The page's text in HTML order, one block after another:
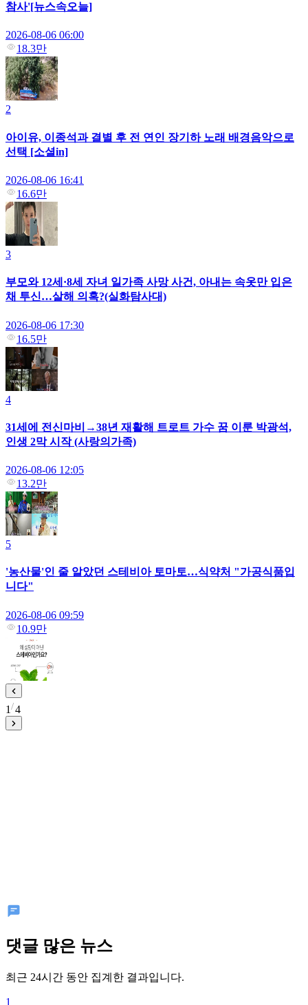
참사'[뉴스속오늘]
2026-08-06 06:00
18.3만
2
아이유, 이종석과 결별 후 전 연인 장기하 노래 배경음악으로
선택 [소셜in]
2026-08-06 16:41
16.6만
3
부모와 12세·8세 자녀 일가족 사망 사건, 아내는 속옷만 입은
채 투신…살해 의혹?(실화탐사대)
2026-08-06 17:30
16.5만
4
31세에 전신마비→38년 재활해 트로트 가수 꿈 이룬 박광석,
인생 2막 시작 (사랑의가족)
2026-08-06 12:05
13.2만
5
'농산물'인 줄 알았던 스테비아 토마토…식약처 "가공식품입
니다"
2026-08-06 09:59
10.9만
1 4
댓글 많은 뉴스
최근 24시간 동안 집계한 결과입니다.
1